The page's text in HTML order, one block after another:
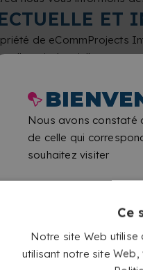
Nous avons constaté
de celle qui
souhaitez visiter
ET
de eCommProjects
et industrielle.
la distribution,
et écrite préalable de
lui est attribué par un
graphiques, etc. des
S.L. n'est responsable
telle utilisation.
autorisation d'utilisation
dédiée à fournir
Ce
Notre site Web utilise
utilisant notre site